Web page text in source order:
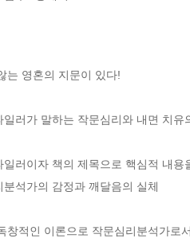
는 영혼의 지문이 있다!
러가 말하는 작문심리와 내면 치유
러이자 책의 제목으로 핵심적 내용
석가의 감정과 깨달음의 실체
창적인 이론으로 작문심리분석가로